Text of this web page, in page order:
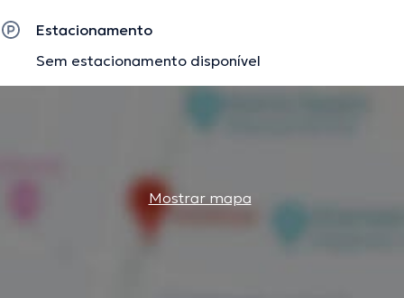
Estacionamento
Sem estacionamento disponível
Mostrar mapa